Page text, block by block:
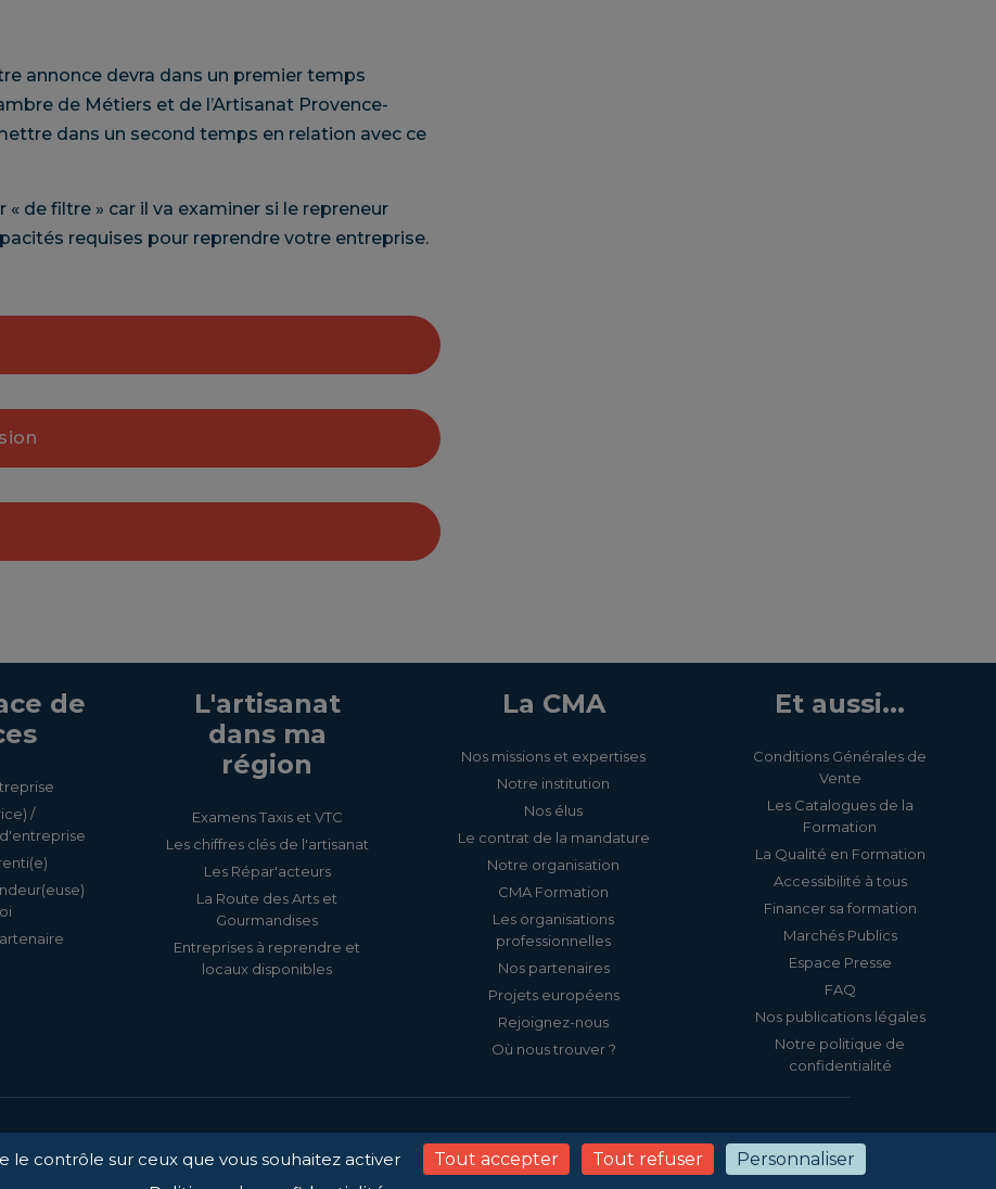
annonce devra dans un premier temps
de Métiers et de l’Artisanat Provence-
dans un second temps en relation avec ce
de filtre » car il va examiner si le repreneur
requises pour reprendre votre entreprise.
En savoir +
de
/
L'artisanat
dans ma
région
Examens Taxis et VTC
Les chiffres clés de l'artisanat
Les Répar'acteurs
La Route des Arts et
Gourmandises
Entreprises à reprendre et
locaux disponibles
La CMA
Nos missions et expertises
Notre institution
Nos élus
Le contrat de la mandature
Notre organisation
CMA Formation
Les organisations
professionnelles
Nos partenaires
Projets européens
Rejoignez-nous
Où nous trouver ?
Et aussi...
Conditions Générales de
Vente
Les Catalogues de la
Formation
La Qualité en Formation
Accessibilité à tous
Financer sa formation
Marchés Publics
Espace Presse
FAQ
Nos publications légales
Notre politique de
confidentialité
Accessibilité Mentions légales Politique de confidentialité Gestion des cookies
le contrôle sur ceux que vous souhaitez activer Tout accepter Tout refuser
Personnaliser